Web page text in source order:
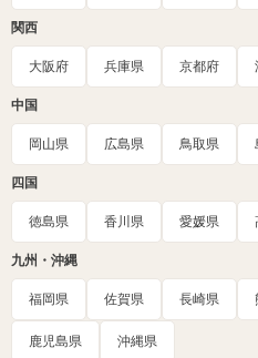
関西
大阪府 兵庫県 京都府
中国
岡山県 広島県 鳥取県
四国
徳島県 香川県 愛媛県
九州・沖縄
福岡県 佐賀県 長崎県
鹿児島県 沖縄県